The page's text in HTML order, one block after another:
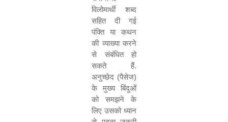
विलोमार्थी शब्द
सहित दी गई
पंक्ति या कथन
की व्याख्या करने
से संबंधित हो
सकते हैं.
अनुच्छेद (पैसेज)
के मुख्य बिंदुओं
को समझने के
लिए उसको ध्यान